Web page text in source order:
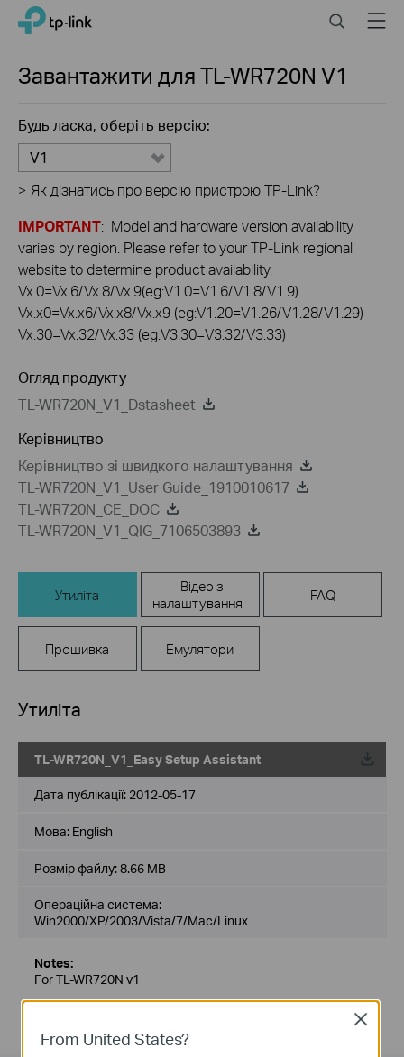
Click
navigation
TP-Link, Reliably Smart SearchMenu
Завантажити дляTL-WR720N V1
Будь ласка, оберіть версію:
V1
> Як дізнатись про версію пристрою TP-Link?
IMPORTANT: Model and hardware version availability
varies by region. Please refer to your TP-Link regional
website to determine product availability.
Vx.0=Vx.6/Vx.8/Vx.9(eg:V1.0=V1.6/V1.8/V1.9)
Vx.x0=Vx.x6/Vx.x8/Vx.x9 (eg:V1.20=V1.26/V1.28/V1.29)
Vx.30=Vx.32/Vx.33 (eg:V3.30=V3.32/V3.33)
Огляд продукту
TL-WR720N_V1_Dstasheet
Керівництво
Керівництво зi швидкого налаштування
TL-WR720N_V1_User Guide_1910010617
TL-WR720N_CE_DOC
TL-WR720N_V1_QIG_7106503893
Утиліта
Відео з
налаштування
FAQ
Прошивка Емулятори
Утиліта
TL-WR720N_V1_Easy Setup Assistant
Дата публікації: 2012-05-17
Мова: English
Розмір файлу:8.66 MB
Операційна система:
Win2000/XP/2003/Vista/7/Mac/Linux
Notes:
For TL-WR720N v1
From United States?
Close